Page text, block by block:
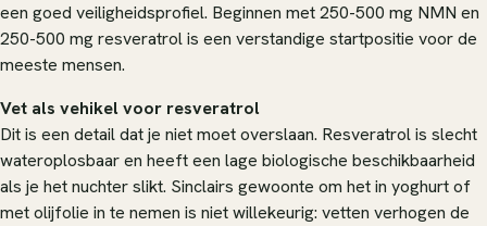
een goed veiligheidsprofiel. Beginnen met 250-500 mg NMN en
250-500 mg resveratrol is een verstandige startpositie voor de
meeste mensen.
Vet als vehikel voor resveratrol
Dit is een detail dat je niet moet overslaan. Resveratrol is slecht
wateroplosbaar en heeft een lage biologische beschikbaarheid
als je het nuchter slikt. Sinclairs gewoonte om het in yoghurt of
met olijfolie in te nemen is niet willekeurig: vetten verhogen de